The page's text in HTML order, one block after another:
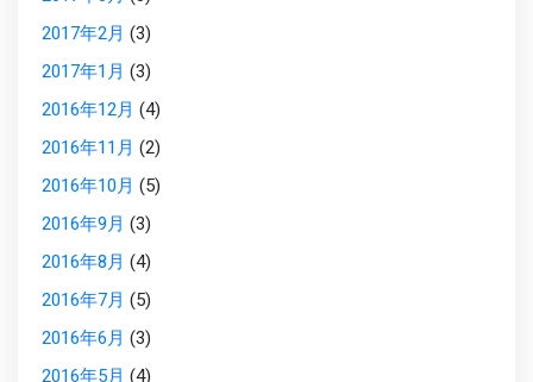
2017年2月 (3)
2017年1月 (3)
2016年12月 (4)
2016年11月 (2)
2016年10月 (5)
2016年9月 (3)
2016年8月 (4)
2016年7月 (5)
2016年6月 (3)
2016年5月 (4)